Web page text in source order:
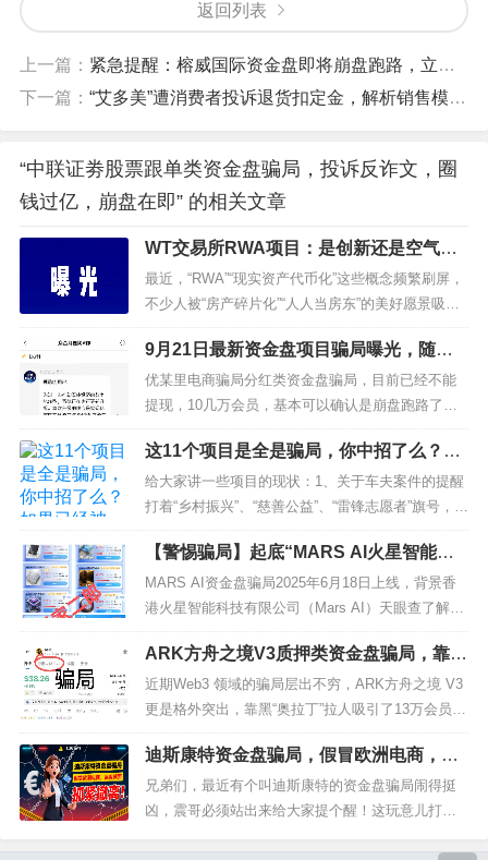
返回列表
上一篇： 紧急提醒：榕威国际资金盘即将崩盘跑路，立即维权！
下一篇： “艾多美”遭消费者投诉退货扣定金，解析销售模式或涉传！
“中联证劵股票跟单类资金盘骗局，投诉反诈文，圈
钱过亿，崩盘在即” 的相关文章
WT交易所RWA项目：是创新还是空气币
骗局？
最近，“RWA”“现实资产代币化”这些概念频繁刷屏，
不少人被“房产碎片化”“人人当房东”的美好愿景吸
引。然而，这背后可能暗藏陷阱，今天咱们就来深
挖WT交易所的RWA项目。WT交易所RWA，究竟藏
着什么猫腻？不少粉丝问我，WT交易所推出的RWA
代币能不能投，据说年化收益超高。我的结论是：
千万别碰！这大...
9月21日最新资金盘项目骗局曝光，随时
可能卷钱跑路！
优某里电商骗局分红类资金盘骗局，目前已经不能
提现，10几万会员，基本可以确认是崩盘跑路了…
拉菲协议LAFITE骗局大量团队都已经撤离，高度预
警，即将崩盘！拉菲LAF即将暴跌！念宝全球互助骗
局挖矿类的资金盘骗局，换套不换药的玩法，诈骗
套路始终改变，建议趁早远离。近期知乎，小红
书，微博，抖音等app都有...
这11个项目是全是骗局，你中招了么？如
果已经被骗，赶紧报案！
给大家讲一些项目的现状：1、关于车夫案件的提醒
打着“乡村振兴”、“慈善公益”、“雷锋志愿者”旗号，骗
取了无数人钞票的车夫在今年7月落网，利箭小编获
知被骗几万、几十万的人不少。到今天时间已经2个
多月了，不少人到现在没有到警方报案。有的被骗
人被“洗脑”了，还抱幻想认为是真的“公益事业”，还
来对小编进行质...
【警惕骗局】起底“MARS AI火星智能科
技”：号称高额分红的资金盘，正在收割韭
菜！
MARS AI资金盘骗局2025年6月18日上线，背景香
港火星智能科技有限公司（Mars AI）天眼查了解到
该公司注册于25年5月，注册实缴资本为0，没有真
实员工社保数据，典型的空壳皮包公司。MARS AI
宣称专注于AI智能芯片研发、量化交易等业务，以A
I为噱头，用虚假的高收益承诺吸引投资者。如湖
北...
ARK方舟之境V3质押类资金盘骗局，靠黑
“奥拉丁”发展13万会员，诈骗团伙圈钱过
亿，马上崩盘暴跌！
近期Web3 领域的骗局层出不穷，ARK方舟之境 V3
更是格外突出，靠黑“奥拉丁”拉人吸引了13万会员，
ARK 方舟之境 V3 到底背景如何？其实就是靠吹牛
逼，各种洗脑，所谓的豪华团队，全是自己写出来
的介绍；所谓的投资方，根本查不到任何真实痕
迹；所谓的全链审计，不过是对着代币合约走了个
迪斯康特资金盘骗局，假冒欧洲电商，高
度预警，抓紧撤离
兄弟们，最近有个叫迪斯康特的资金盘骗局闹得挺
凶，震哥必须站出来给大家提个醒！这玩意儿打着